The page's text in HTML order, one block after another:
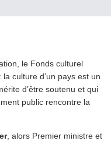
le Fonds culturel
culture d’un pays est un
d’être soutenu et qui
public rencontre la
, alors Premier ministre et